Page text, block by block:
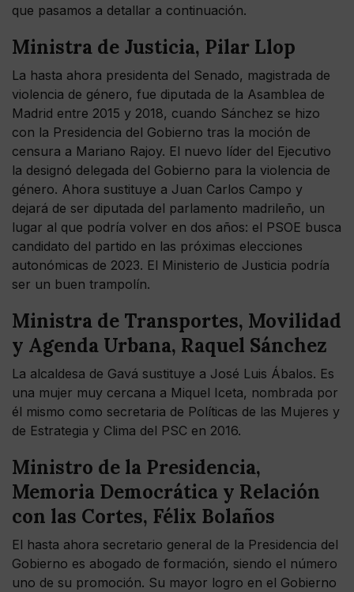
que pasamos a detallar a continuación.
Ministra de Justicia, Pilar Llop
La hasta ahora presidenta del Senado, magistrada de
violencia de género, fue diputada de la Asamblea de
Madrid entre 2015 y 2018, cuando Sánchez se hizo
con la Presidencia del Gobierno tras la moción de
censura a Mariano Rajoy. El nuevo líder del Ejecutivo
la designó delegada del Gobierno para la violencia de
género. Ahora sustituye a Juan Carlos Campo y
dejará de ser diputada del parlamento madrileño, un
lugar al que podría volver en dos años: el PSOE busca
candidato del partido en las próximas elecciones
autonómicas de 2023. El Ministerio de Justicia podría
ser un buen trampolín.
Ministra de Transportes, Movilidad
y Agenda Urbana, Raquel Sánchez
La alcaldesa de Gavá sustituye a José Luis Ábalos. Es
una mujer muy cercana a Miquel Iceta, nombrada por
él mismo como secretaria de Políticas de las Mujeres y
de Estrategia y Clima del PSC en 2016.
Ministro de la Presidencia,
Memoria Democrática y Relación
con las Cortes, Félix Bolaños
El hasta ahora secretario general de la Presidencia del
Gobierno es abogado de formación, siendo el número
uno de su promoción. Su mayor logro en el Gobierno